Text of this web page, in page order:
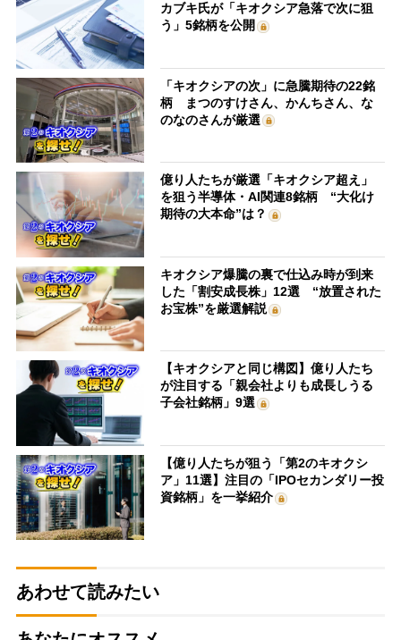
カブキ氏が「キオクシア急落で次に狙
う」5銘柄を公開
「キオクシアの次」に急騰期待の22銘
柄 まつのすけさん、かんちさん、な
のなのさんが厳選
億り人たちが厳選「キオクシア超え」
を狙う半導体・AI関連8銘柄 “大化け
期待の大本命”は？
キオクシア爆騰の裏で仕込み時が到来
した「割安成長株」12選 “放置された
お宝株”を厳選解説
【キオクシアと同じ構図】億り人たち
が注目する「親会社よりも成長しうる
子会社銘柄」9選
【億り人たちが狙う「第2のキオクシ
ア」11選】注目の「IPOセカンダリー投
資銘柄」を一挙紹介
あわせて読みたい